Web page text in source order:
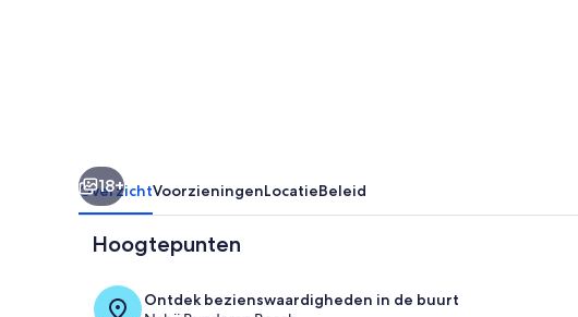
18+
OverzichtVoorzieningenLocatieBeleid
Hoogtepunten
Ontdek bezienswaardigheden in de buurt